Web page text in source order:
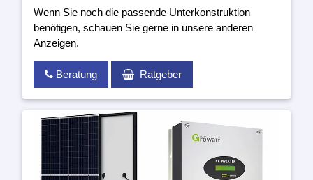
Wenn Sie noch die passende Unterkonstruktion
benötigen, schauen Sie gerne in unsere anderen
Anzeigen.
Beratung Ratgeber